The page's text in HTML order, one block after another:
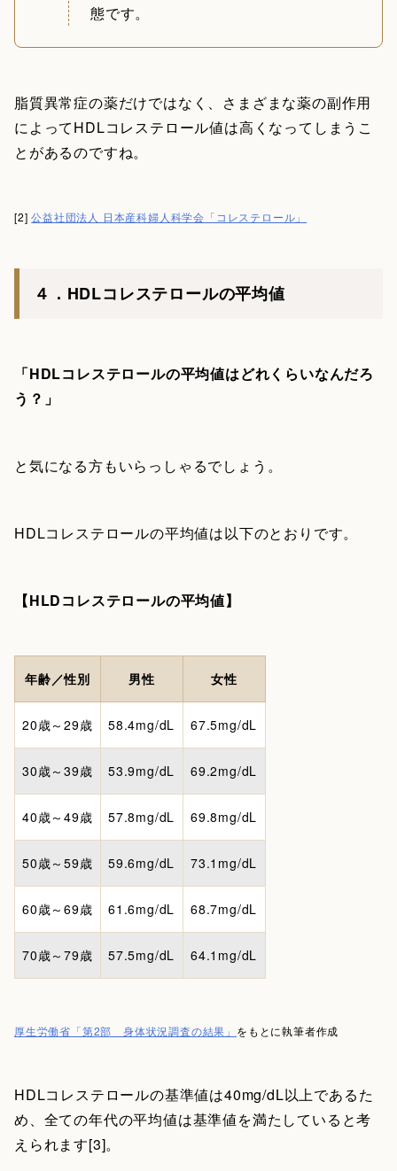
態です。
脂質異常症の薬だけではなく、さまざまな薬の副作用
によってHDLコレステロール値は高くなってしまうこ
とがあるのですね。
[2]公益社団法人 日本産科婦人科学会「コレステロール」
４．HDLコレステロールの平均値
「HDLコレステロールの平均値はどれくらいなんだろ
う？」
と気になる方もいらっしゃるでしょう。
HDLコレステロールの平均値は以下のとおりです。
【HLDコレステロールの平均値】
年齢／性別 男性 女性
20歳～29歳 58.4mg/dL 67.5mg/dL
30歳～39歳 53.9mg/dL 69.2mg/dL
40歳～49歳 57.8mg/dL 69.8mg/dL
50歳～59歳 59.6mg/dL 73.1mg/dL
60歳～69歳 61.6mg/dL 68.7mg/dL
70歳～79歳 57.5mg/dL 64.1mg/dL
厚生労働省「第2部 身体状況調査の結果」 をもとに執筆者作成
HDLコレステロールの基準値は40mg/dL以上であるた
め、全ての年代の平均値は基準値を満たしていると考
えられます[3]。